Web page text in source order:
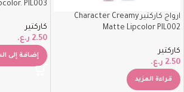
ارواج كاركتير Character Creamy
Matte Lipcolor PIL002
كاركتير
2.50 ر.ع.
قراءة المزيد
PIL003
كاركتير
2.50 ر.ع.
إضافة إلى